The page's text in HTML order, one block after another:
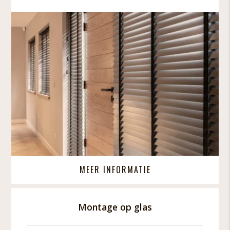
MEER INFORMATIE
Montage op glas